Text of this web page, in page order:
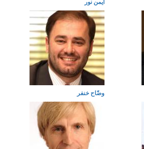
أيمن نور
وضّاح خنفر